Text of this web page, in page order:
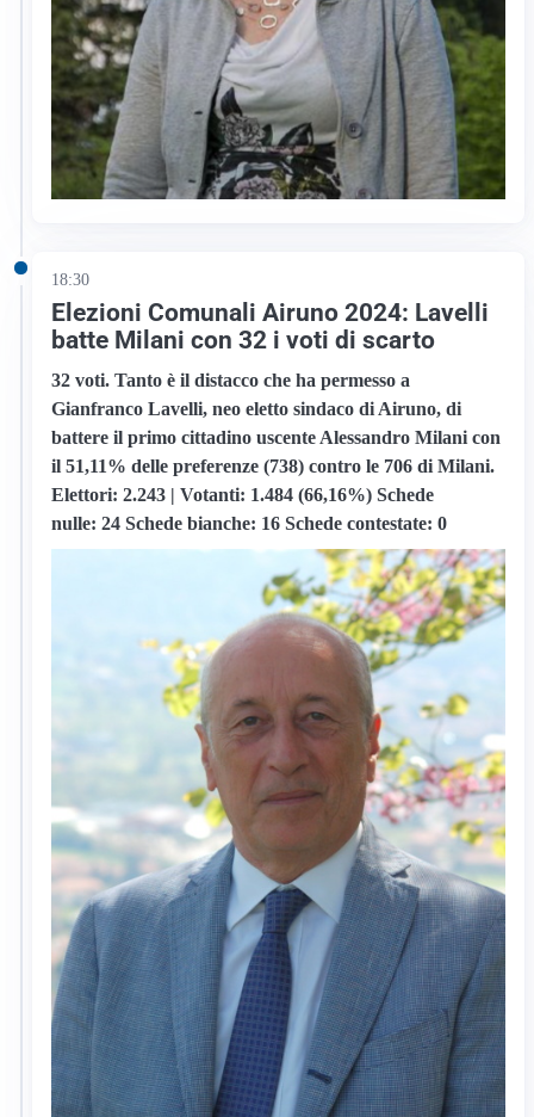
18:30
Elezioni Comunali Airuno 2024: Lavelli
batte Milani con 32 i voti di scarto
32 voti. Tanto è il distacco che ha permesso a
Gianfranco Lavelli, neo eletto sindaco di Airuno, di
battere il primo cittadino uscente Alessandro Milani con
il 51,11% delle preferenze (738) contro le 706 di Milani.
Elettori: 2.243 |Votanti: 1.484 (66,16%) Schede
nulle: 24Schede bianche: 16 Schede contestate: 0